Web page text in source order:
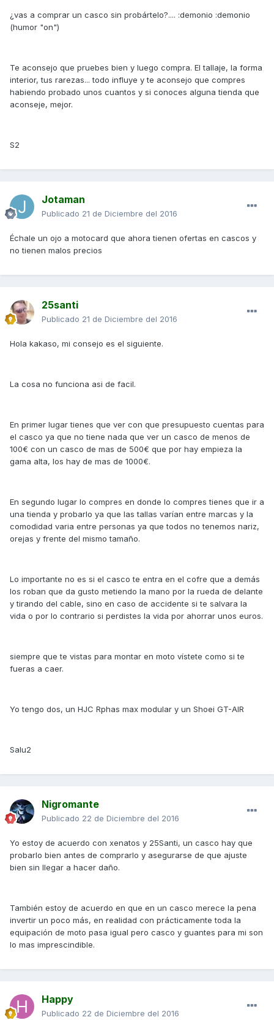
¿vas a comprar un casco sin probártelo?.... :demonio :demonio
(humor "on")
Te aconsejo que pruebes bien y luego compra. El tallaje, la forma
interior, tus rarezas... todo influye y te aconsejo que compres
habiendo probado unos cuantos y si conoces alguna tienda que
aconseje, mejor.
S2
Jotaman
Publicado 21 de Diciembre del 2016
Échale un ojo a motocard que ahora tienen ofertas en cascos y
no tienen malos precios
25santi
Publicado 21 de Diciembre del 2016
Hola kakaso, mi consejo es el siguiente.
La cosa no funciona asi de facil.
En primer lugar tienes que ver con que presupuesto cuentas para
el casco ya que no tiene nada que ver un casco de menos de
100€ con un casco de mas de 500€ que por hay empieza la
gama alta, los hay de mas de 1000€.
En segundo lugar lo compres en donde lo compres tienes que ir a
una tienda y probarlo ya que las tallas varían entre marcas y la
comodidad varia entre personas ya que todos no tenemos nariz,
orejas y frente del mismo tamaño.
Lo importante no es si el casco te entra en el cofre que a demás
los roban que da gusto metiendo la mano por la rueda de delante
y tirando del cable, sino en caso de accidente si te salvara la
vida o por lo contrario si perdistes la vida por ahorrar unos euros.
siempre que te vistas para montar en moto vístete como si te
fueras a caer.
Yo tengo dos, un HJC Rphas max modular y un Shoei GT-AIR
Salu2
Nigromante
Publicado 22 de Diciembre del 2016
Yo estoy de acuerdo con xenatos y 25Santi, un casco hay que
probarlo bien antes de comprarlo y asegurarse de que ajuste
bien sin llegar a hacer daño.
También estoy de acuerdo en que en un casco merece la pena
invertir un poco más, en realidad con prácticamente toda la
equipación de moto pasa igual pero casco y guantes para mi son
lo mas imprescindible.
Happy
Publicado 22 de Diciembre del 2016